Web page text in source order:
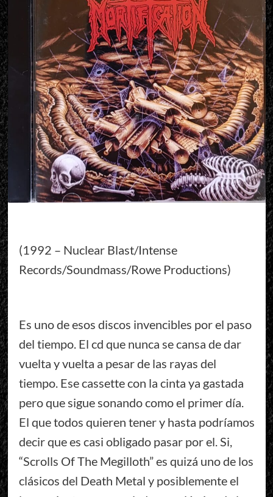
(1992 – Nuclear Blast/Intense
Records/Soundmass/Rowe Productions)
Es uno de esos discos invencibles por el paso
del tiempo. El cd que nunca se cansa de dar
vuelta y vuelta a pesar de las rayas del
tiempo. Ese cassette con la cinta ya gastada
pero que sigue sonando como el primer día.
El que todos quieren tener y hasta podríamos
decir que es casi obligado pasar por el. Si,
“Scrolls Of The Megilloth” es quizá uno de los
clásicos del Death Metal y posiblemente el